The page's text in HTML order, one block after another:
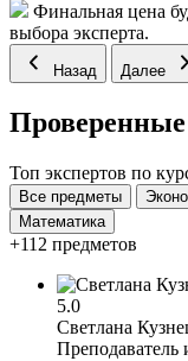
Финальная цена
выбора эксперта.
Назад Далее
Топ экспертов по
Все предметы
Математика
+112 предметов
5.0
Светлана
Преподаватель